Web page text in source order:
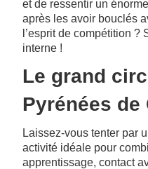
et de ressentir un
après les avoir bouclés
l’esprit de compétition
interne !
Le grand
Pyrénées de
Laissez-vous tenter par
activité idéale pour
apprentissage, contact